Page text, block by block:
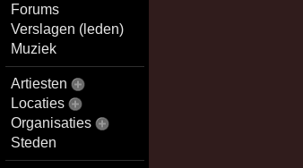
Forums
Verslagen (leden)
Muziek
Artiesten
Locaties
Organisaties
Steden